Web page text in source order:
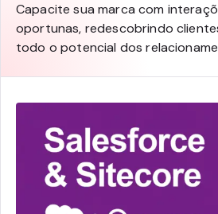
Capacite sua marca com
oportunas, redescobrindo
todo o potencial dos